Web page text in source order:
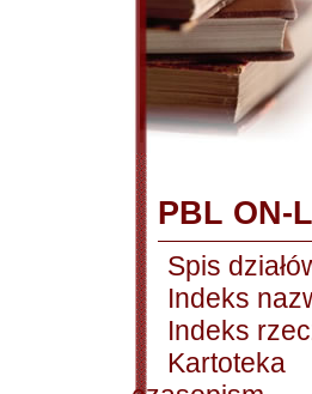
PBL ON-
Spis
Indeks
Indeks
Kartoteka